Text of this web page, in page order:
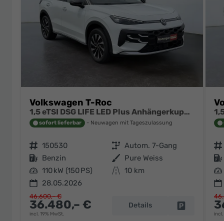
Volkswagen T-Roc
1,5 eTSI DSG LIFE LED Plus Anhängerkupplung Navigation Digital Pro Sitzheizung beheiztes Lenkrad 17 Zoll Alu 5J Garantie
sofort lieferbar Neuwagen mit Tageszulassung
Fahrzeugnr. 150530 Getriebe Autom. 7-Gang
Kraftstoff Benzin Außenfarbe Pure Weiss
Leistung 110 kW (150 PS) Kilometerstand 10 km
28.05.2026
36.480,– €
incl. 19% MwSt.
46.600,– €
Details Fahrzeug
Fahrzeugnr.
Kraftstoff
Leistung